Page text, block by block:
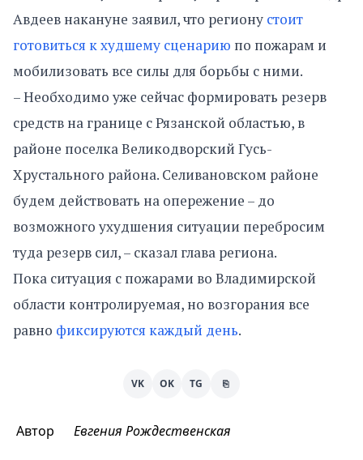
Авдеев накануне заявил, что региону стоит
готовиться к худшему сценарию по пожарам и
мобилизовать все силы для борьбы с ними.
– Необходимо уже сейчас формировать резерв
средств на границе с Рязанской областью, в
районе поселка Великодворский Гусь-
Хрустального района. Селивановском районе
будем действовать на опережение – до
возможного ухудшения ситуации перебросим
туда резерв сил, – сказал глава региона.
Пока ситуация с пожарами во Владимирской
области контролируемая, но возгорания все
равно фиксируются каждый день.
VK OK TG ⎘
Автор Евгения Рождественская